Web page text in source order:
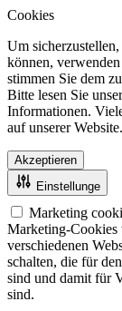
Cookies
Um
können,
stimmen Sie dem
Bitte lesen Sie
Informationen.
auf unserer Website.
Akzeptieren
Einstellunge
Marketing
Marketing-Cookies
verschiedenen
schalten, die für
sind und damit für
sind.